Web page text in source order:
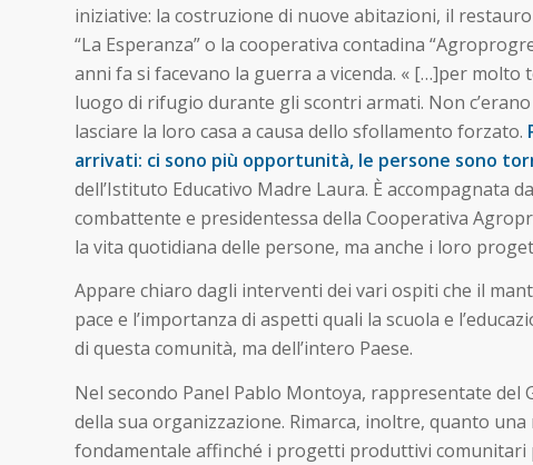
iniziative: la costruzione di nuove abitazioni, il
“La Esperanza” o la cooperativa contadina
anni fa si facevano la guerra a vicenda. « […]per molto
luogo di rifugio durante gli scontri armati. Non
lasciare la loro casa a causa dello sfollamento forzato.
arrivati: ci sono più opportunità, le persone sono
dell’Istituto Educativo Madre Laura. È accompagnata
combattente e presidentessa della Cooperativa
la vita quotidiana delle persone, ma anche i loro
Appare chiaro dagli interventi dei vari ospiti che il
pace e l’importanza di aspetti quali la scuola e
di questa comunità, ma dell’intero Paese.
Nel secondo Panel Pablo Montoya, rappresentate
della sua organizzazione. Rimarca, inoltre, quanto
fondamentale affinché i progetti produttivi comunitari